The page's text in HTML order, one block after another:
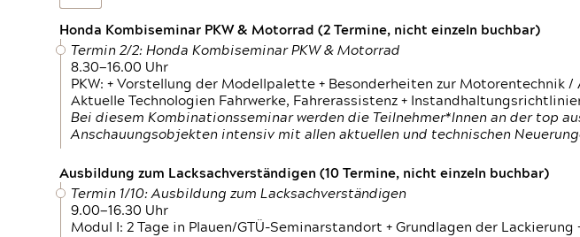
Honda Kombiseminar PKW & Motorrad (2 Termine, nicht einzeln buchbar)
Termin 2/2: Honda Kombiseminar PKW & Motorrad
8.30—16.00 Uhr
PKW: + Vorstellung der Modellpalette + Besonderheiten zur
Aktuelle Technologien Fahrwerke, Fahrerassistenz +
Bei diesem Kombinationsseminar werden die Teilnehmer*Innen an der top
Anschauungsobjekten intensiv mit allen aktuellen und technischen
Ausbildung zum Lacksachverständigen (10 Termine, nicht einzeln buchbar)
Termin 1/10: Ausbildung zum Lacksachverständigen
9.00—16.30 Uhr
Modul I: 2 Tage in Plauen/GTÜ-Seminarstandort + Grundlagen der